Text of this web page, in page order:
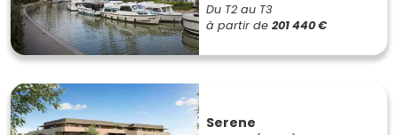
Du T2 au T3
à partir de 201 440 €
Serene